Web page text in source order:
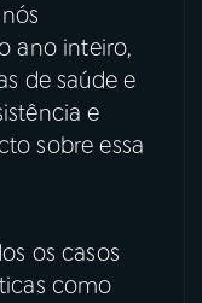
ano inteiro,
de saúde e
e
sobre essa
os casos
como